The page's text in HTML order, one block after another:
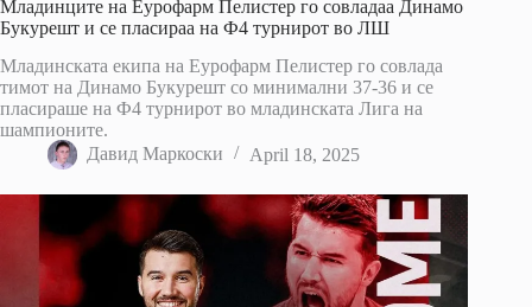
Младинците на Еурофарм Пелистер го совладаа Динамо
Букурешт и се пласираа на Ф4 турнирот во ЛШ
Младинската екипа на Еурофарм Пелистер го совлада
тимот на Динамо Букурешт со минимални 37-36 и се
пласираше на Ф4 турнирот во младинската Лига на
шампионите.
Давид Маркоски
April 18, 2025